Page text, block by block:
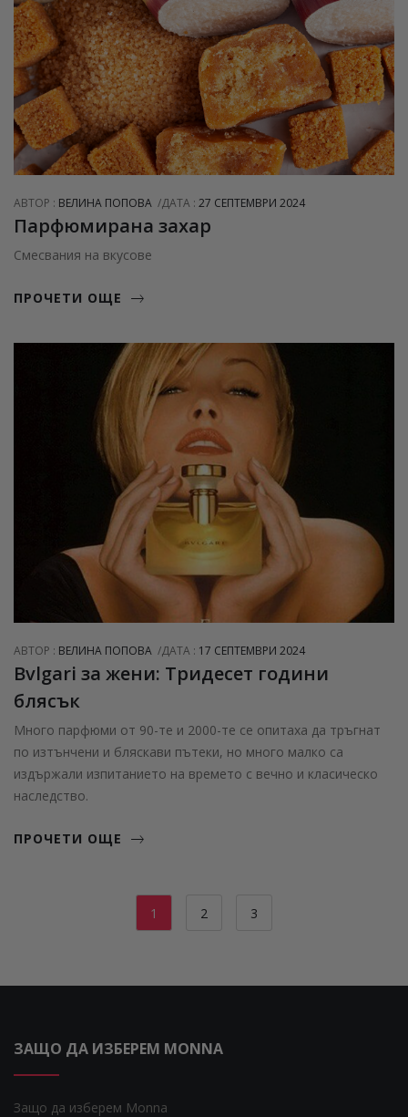
АВТОР : ВЕЛИНА ПОПОВА ДАТА : 27 СЕПТЕМВРИ 2024
Парфюмирана захар
Смесвания на вкусове
ПРОЧЕТИ ОЩЕ
АВТОР : ВЕЛИНА ПОПОВА ДАТА : 17 СЕПТЕМВРИ 2024
Bvlgari за жени: Тридесет години
блясък
Много парфюми от 90-те и 2000-те се опитаха да тръгнат
по изтънчени и бляскави пътеки, но много малко са
издържали изпитанието на времето с вечно и класическо
наследство.
ПРОЧЕТИ ОЩЕ
1 2 3
ЗАЩО ДА ИЗБЕРЕМ MONNA
Защо да изберем Monna